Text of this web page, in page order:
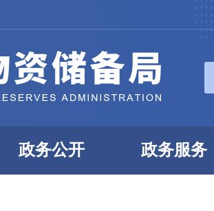
政务公开 政务服务